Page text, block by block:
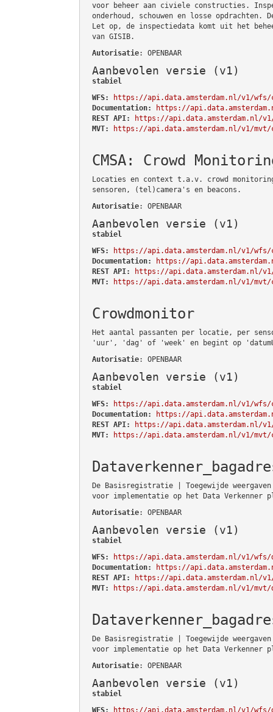
voor beheer aan civiele constructies.
onderhoud, schouwen en losse opdrachten.
Let op, de inspectiedata komt uit het
van GISIB.
Autorisatie: OPENBAAR
Aanbevolen versie (v1)
stabiel
WFS:
https://api.data.amsterdam.nl/v1/
Documentation:
https://
REST API:
https://api.data.amsterdam.nl/
MVT:
https://api.data.amsterdam.nl/v1/
CMSA: Crowd
Locaties en context t.a.v. crowd
sensoren, (tel)camera's en beacons.
Autorisatie: OPENBAAR
Aanbevolen versie (v1)
stabiel
WFS:
https://api.data.amsterdam.nl/v1/wfs/
Documentation:
https://
REST API:
https://api.data.amsterdam.nl/v1/
MVT:
https://api.data.amsterdam.nl/v1/mvt/
Crowdmonitor
Het aantal passanten per locatie, per
'uur', 'dag' of 'week' en begint op
Autorisatie: OPENBAAR
Aanbevolen versie (v1)
stabiel
WFS:
https://api.data.amsterdam.nl/v1/wfs/
Documentation:
https://
REST API:
https://api.data.amsterdam.nl/
MVT:
https://api.data.amsterdam.nl/v1/mvt/
De Basisregistratie | Toegewijde
voor implementatie op het Data Verkenner
Autorisatie: OPENBAAR
Aanbevolen versie (v1)
stabiel
WFS:
https://api.data.amsterdam.nl/v1/wfs/
Documentation:
https://
REST API:
https://api.data.amsterdam.nl/
MVT:
https://api.data.amsterdam.nl/v1/mvt/
De Basisregistratie | Toegewijde
voor implementatie op het Data Verkenner
Autorisatie: OPENBAAR
Aanbevolen versie (v1)
stabiel
WFS:
https://api.data.amsterdam.nl/v1/wfs/